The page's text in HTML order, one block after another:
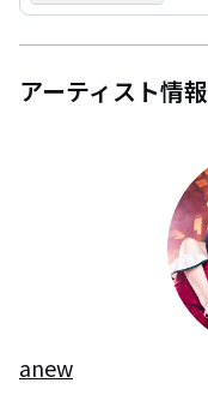
アーティスト情報
anew